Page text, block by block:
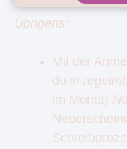
Übrigens:
Mit der
du in
im Monat)